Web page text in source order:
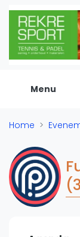
Menu
De
Alle padel
Padelwinkels
Organisatie
Overige
Padelscholen
Toevoegen
Home